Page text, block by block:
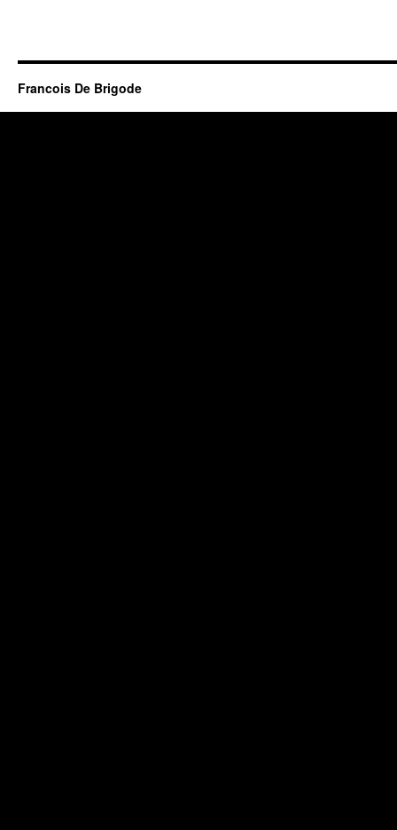
Francois De Brigode